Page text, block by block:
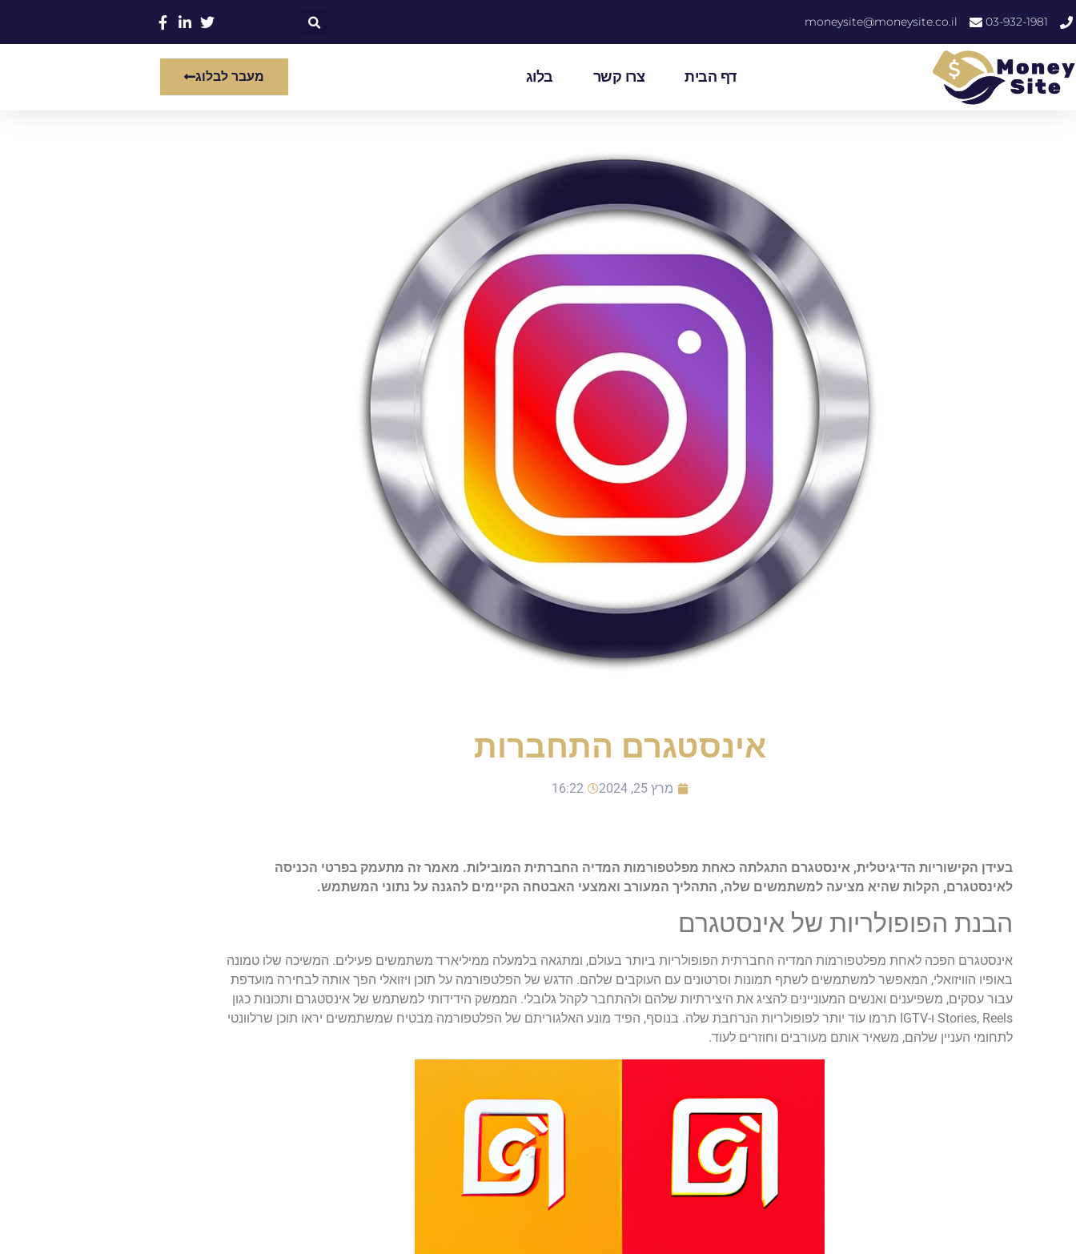
03-932-1981
moneysite@moneysite.co.il
דף הבית צרו קשר בלוג מעבר לבלוג
אינסטגרם התחברות
מרץ 25, 2024 16:22
בעידן הקישוריות הדיגיטלית, אינסטגרם התגלתה כאחת מפלטפורמות המדיה החברתית המובילות. מאמר זה מתעמק בפרטי הכניסה
לאינסטגרם, הקלות שהיא מציעה למשתמשים שלה, התהליך המעורב ואמצעי האבטחה הקיימים להגנה על נתוני המשתמש.
הבנת הפופולריות של אינסטגרם
אינסטגרם הפכה לאחת מפלטפורמות המדיה החברתית הפופולריות ביותר בעולם, ומתגאה בלמעלה ממיליארד משתמשים פעילים. המשיכה שלו טמונה
באופיו הוויזואלי, המאפשר למשתמשים לשתף תמונות וסרטונים עם העוקבים שלהם. הדגש של הפלטפורמה על תוכן ויזואלי הפך אותה לבחירה מועדפת
עבור עסקים, משפיענים ואנשים המעוניינים להציג את היצירתיות שלהם ולהתחבר לקהל גלובלי. הממשק הידידותי למשתמש של אינסטגרם ותכונות כגון
Stories, Reels ו-IGTV תרמו עוד יותר לפופולריות הנרחבת שלה. בנוסף, הפיד מונע האלגוריתם של הפלטפורמה מבטיח שמשתמשים יראו תוכן שרלוונטי
לתחומי העניין שלהם, משאיר אותם מעורבים וחוזרים לעוד.